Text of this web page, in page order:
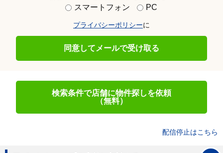
スマートフォン PC
プライバシーポリシーに
同意してメールで受け取る
検索条件で店舗に物件探しを依頼
（無料）
配信停止はこちら